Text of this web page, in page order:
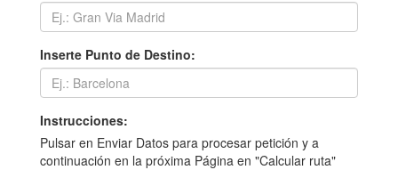
Inserte Punto de Destino:
Instrucciones:
Pulsar en Enviar Datos para procesar petición y a
continuación en la próxima Página en "Calcular ruta"